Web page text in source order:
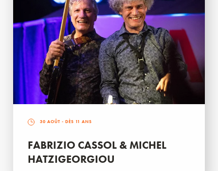
30 AOÛT - DÈS 11 ANS
FABRIZIO CASSOL & MICHEL
HATZIGEORGIOU